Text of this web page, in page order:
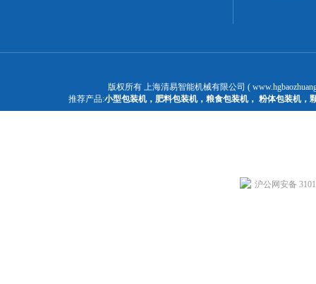
版权所有 上海清易智能机械有限公司 (
推荐产品:小型包装机， 肥料包装机， 粮食包装机， 粉体包装机，
沪公网安备